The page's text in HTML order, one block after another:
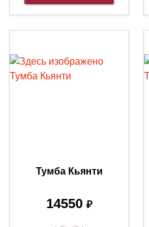
Тумба Кьянти
14550 ₽